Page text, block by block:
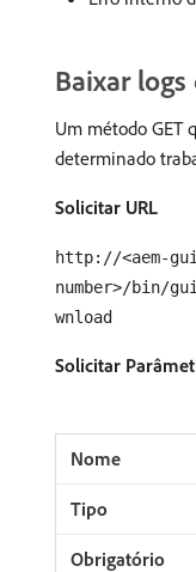
Baixar
Um método GET
determinado
Solicitar URL
http://<aem-
number>/bin/
wnload
Solicitar